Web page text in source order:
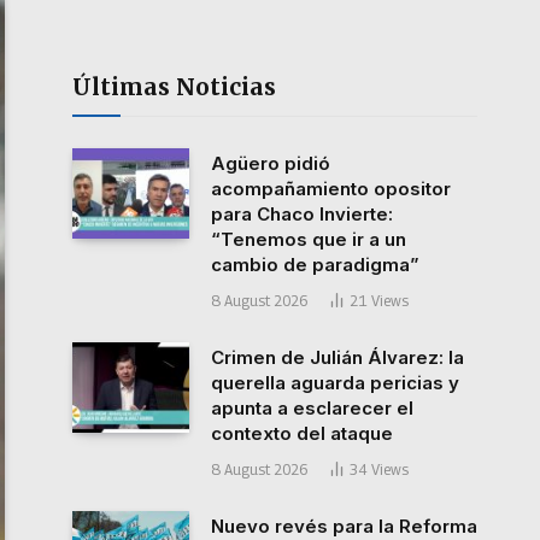
Últimas Noticias
Agüero pidió
acompañamiento opositor
para Chaco Invierte:
“Tenemos que ir a un
cambio de paradigma”
8 August 2026 21 Views
Crimen de Julián Álvarez: la
querella aguarda pericias y
apunta a esclarecer el
contexto del ataque
8 August 2026 34 Views
Nuevo revés para la Reforma